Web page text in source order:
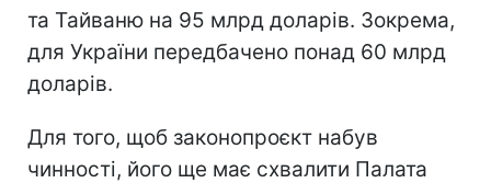
та Тайваню на 95 млрд доларів. Зокрема,
для України передбачено понад 60 млрд
доларів.
Для того, щоб законопроєкт набув
чинності, його ще має схвалити Палата